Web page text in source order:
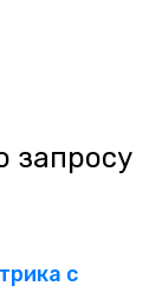
запросу
с